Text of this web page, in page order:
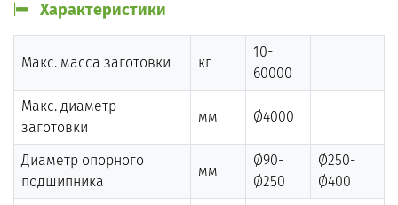
Характеристики
Макс. масса заготовки кг
10-
60000
Макс. диаметр
заготовки
мм Ø4000
Диаметр опорного
подшипника
мм
Ø90-
Ø250
Ø250-
Ø400